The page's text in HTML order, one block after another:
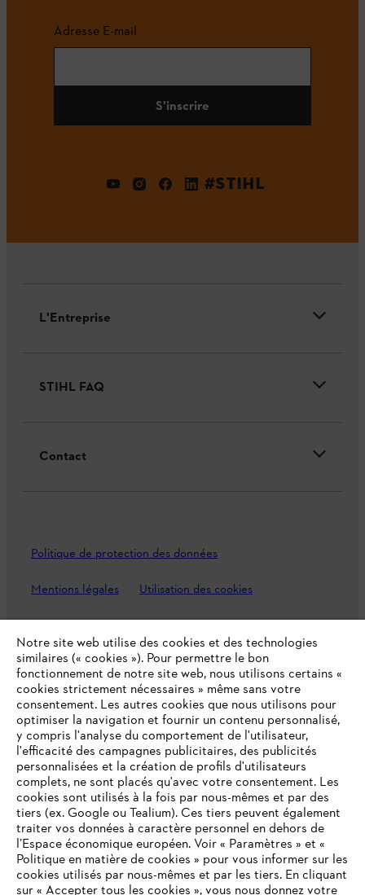
Adresse E-mail
S'inscrire
#STIHL
L'Entreprise
STIHL FAQ
Contact
Politique de protection des données
Mentions légales Utilisation des cookies
Informations juridiques
ANDREAS STIHL NV, Veurtstraat 117, 2870 Puurs-Sint-Amands,
België/Belgique
VAT Number: BE 0427.714.768
Notre site web utilise des cookies et des technologies
similaires (« cookies »). Pour permettre le bon
fonctionnement de notre site web, nous utilisons certains «
cookies strictement nécessaires » même sans votre
consentement. Les autres cookies que nous utilisons pour
optimiser la navigation et fournir un contenu personnalisé,
y compris l'analyse du comportement de l'utilisateur,
l'efficacité des campagnes publicitaires, des publicités
personnalisées et la création de profils d'utilisateurs
complets, ne sont placés qu'avec votre consentement. Les
cookies sont utilisés à la fois par nous-mêmes et par des
tiers (ex. Google ou Tealium). Ces tiers peuvent également
traiter vos données à caractère personnel en dehors de
l’Espace économique européen. Voir « Paramètres » et «
Politique en matière de cookies » pour vous informer sur les
cookies utilisés par nous-mêmes et par les tiers. En cliquant
sur « Accepter tous les cookies », vous nous donnez votre